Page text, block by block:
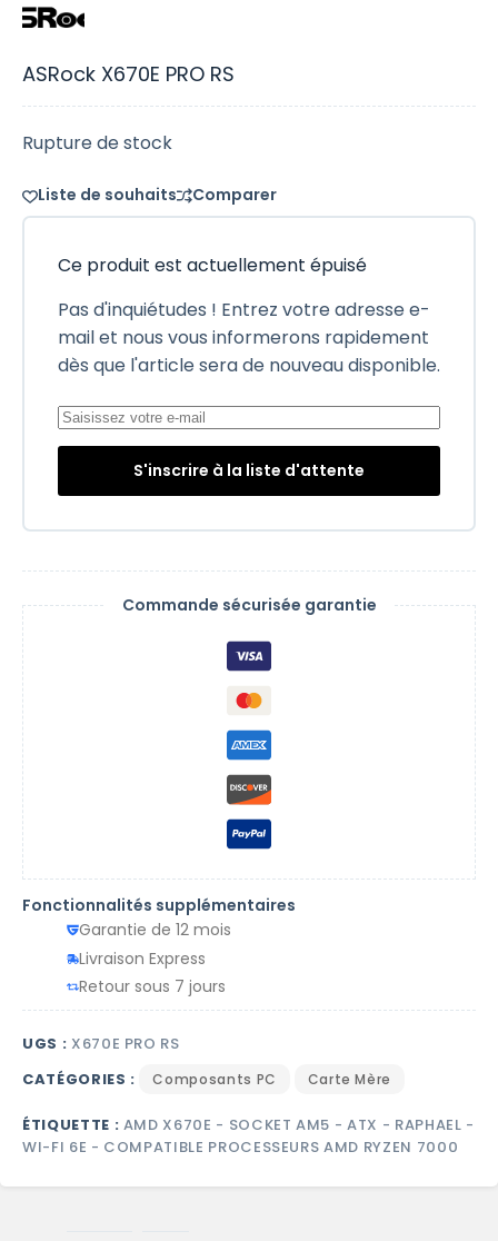
ASRock X670E PRO RS
Rupture de stock
Liste de souhaits Comparer
Ce produit est actuellement épuisé
Pas d'inquiétudes ! Entrez votre adresse e-
mail et nous vous informerons rapidement
dès que l'article sera de nouveau disponible.
S'inscrire à la liste d'attente
Commande sécurisée garantie
Fonctionnalités supplémentaires
Garantie de 12 mois
Livraison Express
Retour sous 7 jours
UGS : X670E PRO RS
CATÉGORIES :
Composants PC Carte Mère
ÉTIQUETTE : AMD X670E - SOCKET AM5 - ATX - RAPHAEL -
WI-FI 6E - COMPATIBLE PROCESSEURS AMD RYZEN 7000